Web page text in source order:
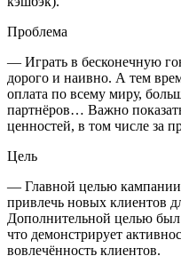
Проблема
— Играть в бесконечную
дорого и наивно. А тем
оплата по всему миру,
партнёров… Важно
ценностей, в том числе за
Цель
— Главной целью
привлечь новых клиентов
Дополнительной целью был
что демонстрирует
вовлечённость клиентов.